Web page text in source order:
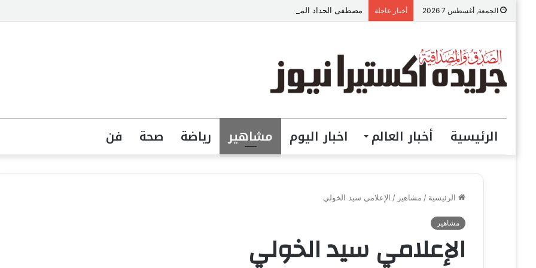
الجمعة, أغسطس 7 2026 أخبار عاجلة مصطفى الحداد المحامى: المواجهة القانونية لخطاب الكراهية تبدأ بتشريع واضح ووعي مجتمعي
الرئيسية أخبار العالم اخبار اليوم مشاهير رياضة صحة فن
الرئيسية / مشاهير / الإعلامي سيد الخولي
مشاهير
الإعلامي سيد الخولي